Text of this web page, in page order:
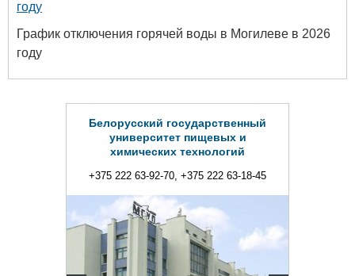
году
График отключения горячей воды в Могилеве в 2026
году
+375 222 63-18-45